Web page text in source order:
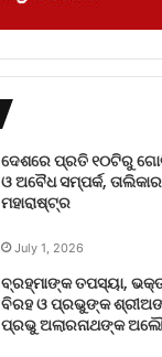
ଦେଶରେ ପ୍ରତି ୧୦ଟିରୁ
ଓ ଅବୈଧ ସମ୍ପର୍କ,
ମହାରାଷ୍ଟ୍ର
July 1, 2026
ବ୍ରହ୍ମାଙ୍କ ତପସ୍ୟା,
ବିରହ ଓ ପ୍ରଭୁଙ୍କ
ପ୍ରଭୁ ଅଲାରନାଥଙ୍କ